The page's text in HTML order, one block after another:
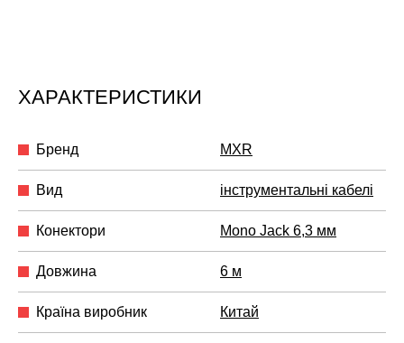
ХАРАКТЕРИСТИКИ
Бренд MXR
Вид інструментальні кабелі
Конектори Mono Jack 6,3 мм
Довжина 6 м
Країна виробник Китай